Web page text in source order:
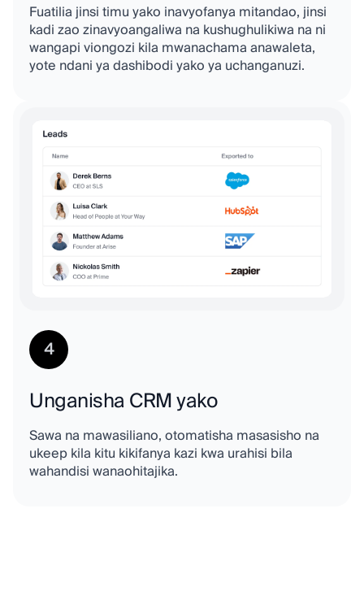
Fuatilia jinsi timu yako inavyofanya mitandao, jinsi
kadi zao zinavyoangaliwa na kushughulikiwa na ni
wangapi viongozi kila mwanachama anawaleta,
yote ndani ya dashibodi yako ya uchanganuzi.
4
Unganisha CRM yako
Sawa na mawasiliano, otomatisha masasisho na
ukeep kila kitu kikifanya kazi kwa urahisi bila
wahandisi wanaohitajika.